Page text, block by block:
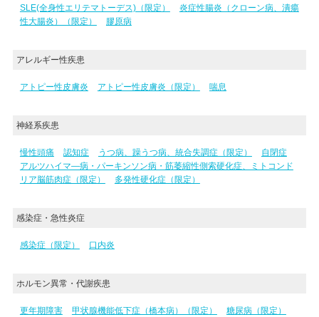
SLE(全身性エリテマトーデス)（限定）
炎症性腸炎（クローン病、潰瘍
性大腸炎）（限定）
膠原病
アレルギー性疾患
アトピー性皮膚炎 アトピー性皮膚炎（限定） 喘息
神経系疾患
慢性頭痛 認知症 うつ病、躁うつ病、統合失調症（限定）
自閉症
アルツハイマ―病・パーキンソン病・筋萎縮性側索硬化症、ミトコンド
リア脳筋肉症（限定）
多発性硬化症（限定）
感染症・急性炎症
感染症（限定） 口内炎
ホルモン異常・代謝疾患
更年期障害 甲状腺機能低下症（橋本病）（限定）
糖尿病（限定）